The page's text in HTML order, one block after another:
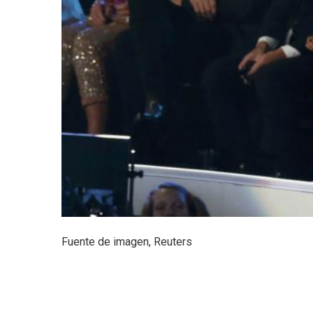
Fuente de imagen, Reuters